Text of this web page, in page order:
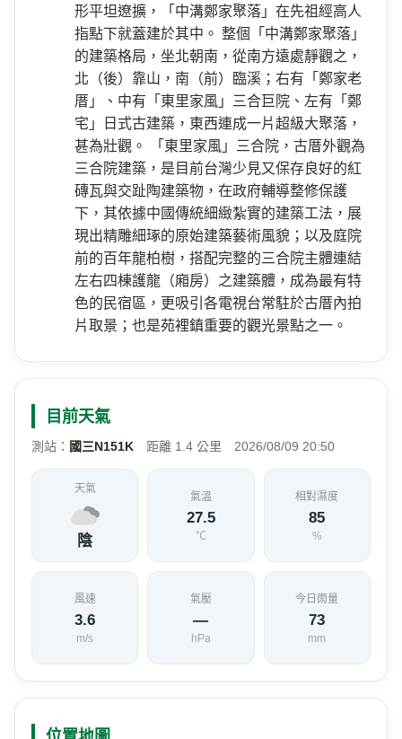
形平坦遼擴，「中溝鄭家聚落」在先祖經高人
指點下就蓋建於其中。 整個「中溝鄭家聚落」
的建築格局，坐北朝南，從南方遠處靜觀之，
北（後）靠山，南（前）臨溪；右有「鄭家老
厝」、中有「東里家風」三合巨院、左有「鄭
宅」日式古建築，東西連成一片超級大聚落，
甚為壯觀。 「東里家風」三合院，古厝外觀為
三合院建築，是目前台灣少見又保存良好的紅
磚瓦與交趾陶建築物，在政府輔導整修保護
下，其依據中國傳統細緻紮實的建築工法，展
現出精雕細琢的原始建築藝術風貌；以及庭院
前的百年龍柏樹，搭配完整的三合院主體連結
左右四棟護龍（廂房）之建築體，成為最有特
色的民宿區，更吸引各電視台常駐於古厝內拍
片取景；也是苑裡鎮重要的觀光景點之一。
目前天氣
測站： 國三N151K 距離 1.4 公里 2026/08/09 20:50
天氣
陰
氣溫
27.5
℃
相對濕度
85
%
風速
3.6
m/s
氣壓
—
hPa
今日雨量
73
mm